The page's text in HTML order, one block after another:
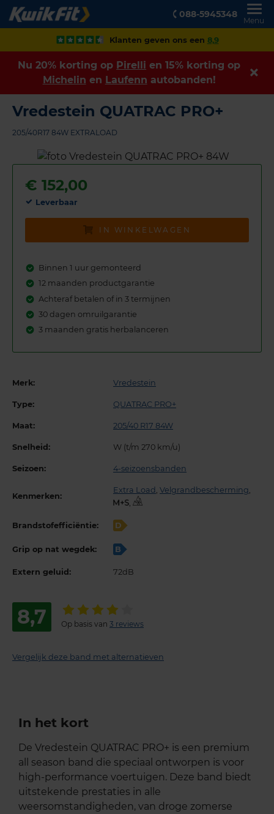
088-5945348
Menu
Klanten geven ons een 8,9
Nu 20% korting op Pirelli en 15% korting op
Michelin en Laufenn autobanden!
Vredestein QUATRAC PRO+
205/40R17 84W EXTRALOAD
€ 152,00
Leverbaar
IN WINKELWAGEN
Binnen 1 uur gemonteerd
12 maanden productgarantie
Achteraf betalen of in 3 termijnen
30 dagen omruilgarantie
3 maanden gratis herbalanceren
Merk: Vredestein
Type: QUATRAC PRO+
Maat: 205/40 R17 84W
Snelheid: W (t/m 270 km/u)
Seizoen: 4-seizoensbanden
Kenmerken:
Extra Load Velgrandbescherming
,
Brandstofefficiëntie: D
Grip op nat wegdek: B
Extern geluid: 72dB
8,7 Op basis van 3 reviews
Vergelijk deze band met alternatieven
In het kort
De Vredestein QUATRAC PRO+ is een premium
all season band die speciaal ontworpen is voor
high-performance voertuigen. Deze band biedt
uitstekende prestaties in alle
weersomstandigheden, van droge zomerse